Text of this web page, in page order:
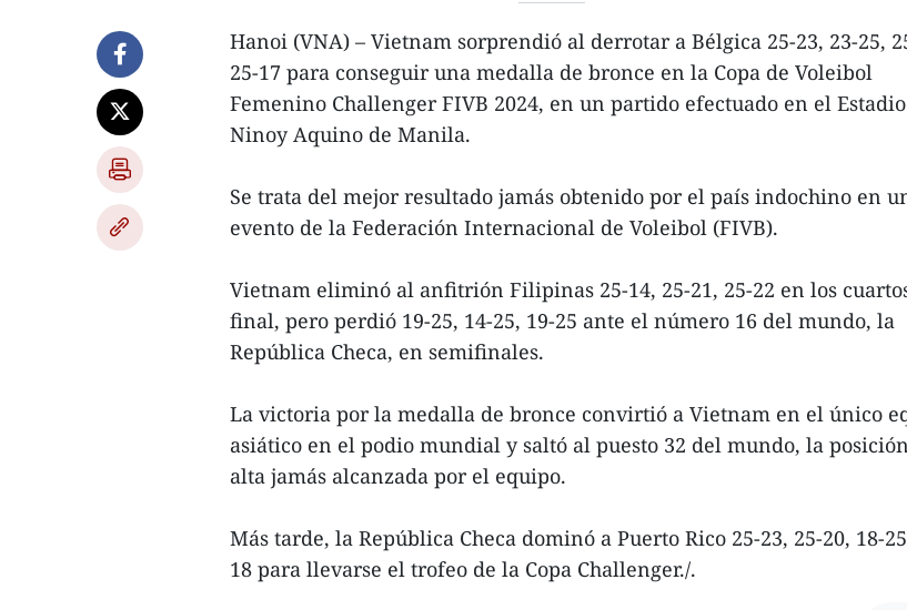
Hanoi (VNA) – Vietnam sorprendió al derrotar a Bélgica 25-23, 23-25,
25-17 para conseguir una medalla de bronce en la Copa de Voleibol
Femenino Challenger FIVB 2024, en un partido efectuado en el Estadio
Ninoy Aquino de Manila.
Se trata del mejor resultado jamás obtenido por el país indochino en
evento de la Federación Internacional de Voleibol (FIVB).
Vietnam eliminó al anfitrión Filipinas 25-14, 25-21, 25-22 en los
final, pero perdió 19-25, 14-25, 19-25 ante el número 16 del mundo, la
República Checa, en semifinales.
La victoria por la medalla de bronce convirtió a Vietnam en el único
asiático en el podio mundial y saltó al puesto 32 del mundo, la
alta jamás alcanzada por el equipo.
Más tarde, la República Checa dominó a Puerto Rico 25-23, 25-20, 18-
18 para llevarse el trofeo de la Copa Challenger./.